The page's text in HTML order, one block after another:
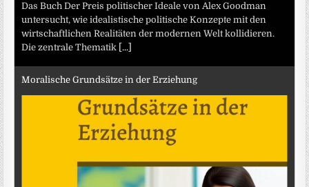
Das Buch Der Preis politischer Ideale von Alex Goodman
untersucht, wie idealistische politische Konzepte mit den
wirtschaftlichen Realitäten der modernen Welt kollidieren.
Die zentrale Thematik [...]
Moralische Grundsätze in der Erziehung